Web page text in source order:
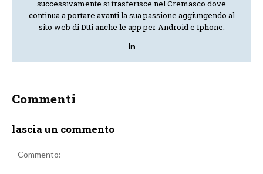
successivamente si trasferisce nel Cremasco dove
continua a portare avanti la sua passione aggiungendo al
sito web di Dtti anche le app per Android e Iphone.
Commenti
lascia un commento